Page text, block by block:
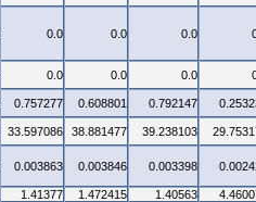
0.0 0.0 0.0
0.0 0.0 0.0
0.757277 0.608801 0.792147
33.597086 38.881477 39.238103
0.003863 0.003846 0.003398
1.41377 1.472415 1.40563